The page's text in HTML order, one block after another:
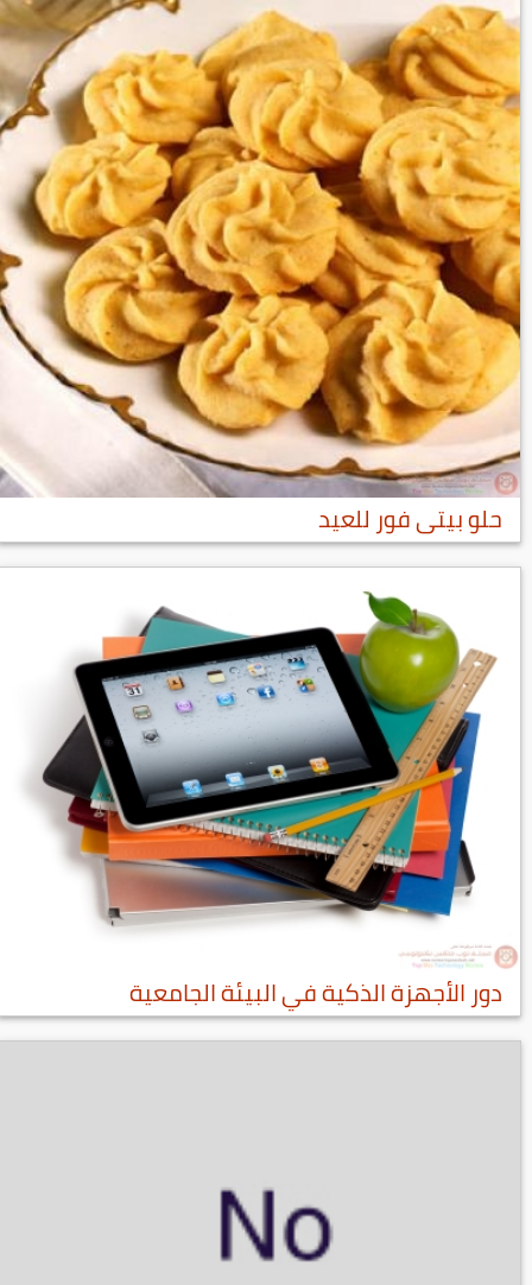
حلو بيتى فور للعيد
دور الأجهزة الذكية في البيئة الجامعية